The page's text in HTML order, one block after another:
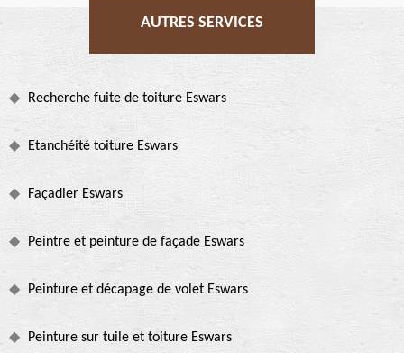
AUTRES SERVICES
Recherche fuite de toiture Eswars
Etanchéité toiture Eswars
Façadier Eswars
Peintre et peinture de façade Eswars
Peinture et décapage de volet Eswars
Peinture sur tuile et toiture Eswars